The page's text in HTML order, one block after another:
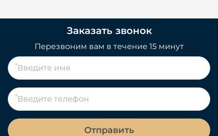
Заказать звонок
Перезвоним вам в течение 15 минут
Отправить